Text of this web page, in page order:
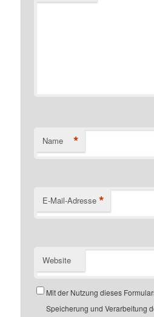
Name *
E-Mail-Adresse *
Website
Mit der Nutzung dieses
Speicherung und Verarbeitung